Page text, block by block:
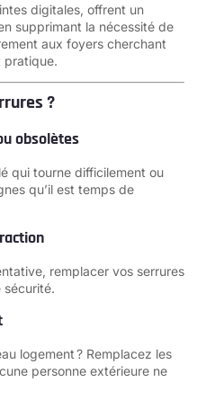
digitales, offrent un
supprimant la nécessité de
aux foyers cherchant
pratique.
?
obsolètes
qui tourne difficilement ou
qu’il est temps de
remplacer vos serrures
sécurité.
logement ? Remplacez les
personne extérieure ne